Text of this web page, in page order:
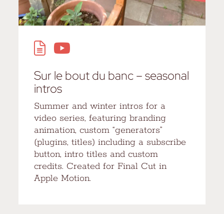
Sur le bout du banc – seasonal
intros
Summer and winter intros for a
video series, featuring branding
animation, custom “generators”
(plugins, titles) including a subscribe
button, intro titles and custom
credits. Created for Final Cut in
Apple Motion.